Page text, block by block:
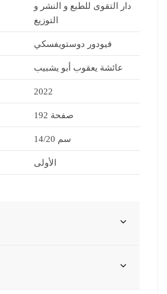
دار التقوى للطبع و النشر و
التوزيع
فيودور دوستويفسكي
عائشة يعقوب أبو يشبيب
2022
192 صفحة
14/20 سم
الأولى